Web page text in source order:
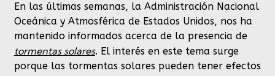
En las últimas semanas, la Administración Nacional
Oceánica y Atmosférica de Estados Unidos, nos ha
mantenido informados acerca de la presencia de
tormentas solares. El interés en este tema surge
porque las tormentas solares pueden tener efectos